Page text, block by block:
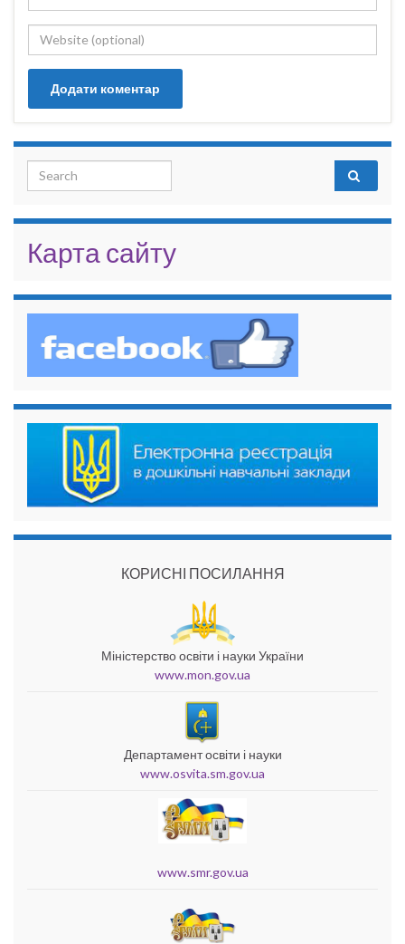
Search for:
Карта сайту
КОРИСНІ ПОСИЛАННЯ
Міністерство освіти і науки України
www.mon.gov.ua
Департамент освіти і науки
www.osvita.sm.gov.ua
www.smr.gov.ua